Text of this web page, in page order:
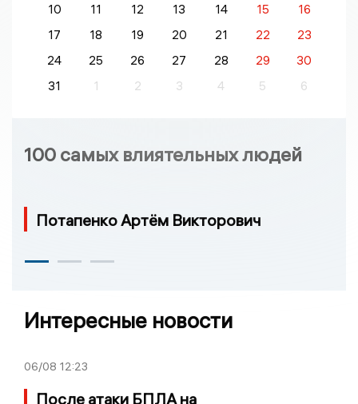
10
11 12 13 14 15
16
17
18 19 20 21 22
23
24
25 26 27 28 29
30
31
1 2 3 4 5 6
100 самых влиятельных людей
Потапенко Артём Викторович
Интересные новости
06/08 12:23
После атаки БПЛА на